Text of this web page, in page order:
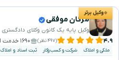
وکیل برتر
مژگان موفقی
وکیل پایه یک کانون وکلای دادگستری
۴.۹ (۴۹۷ نظر) ۱۶۹۰ خدمت ارائه‌شده
ملکی و املاک شرکت و کسب‌وکار ثبت اسناد و املاک